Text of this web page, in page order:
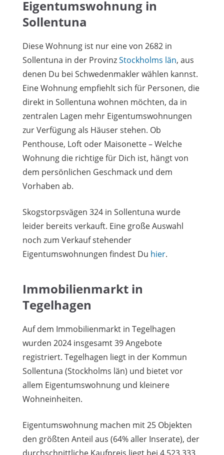
Eigentumswohnung in
Sollentuna
Diese Wohnung ist nur eine von 2682 in
Sollentuna in der ProvinzStockholms län, aus
denen Du bei Schwedenmakler wählen kannst.
Eine Wohnung empfiehlt sich für Personen, die
direkt in Sollentuna wohnen möchten, da in
zentralen Lagen mehr Eigentumswohnungen
zur Verfügung als Häuser stehen. Ob
Penthouse, Loft oder Maisonette – Welche
Wohnung die richtige für Dich ist, hängt von
dem persönlichen Geschmack und dem
Vorhaben ab.
Skogstorpsvägen 324 in Sollentuna wurde
leider bereits verkauft. Eine große Auswahl
noch zum Verkauf stehender
Eigentumswohnungen findest Du hier.
Immobilienmarkt in
Tegelhagen
Auf dem Immobilienmarkt in Tegelhagen
wurden 2024 insgesamt 39 Angebote
registriert. Tegelhagen liegt in der Kommun
Sollentuna (Stockholms län) und bietet vor
allem Eigentumswohnung und kleinere
Wohneinheiten.
Eigentumswohnung machen mit 25 Objekten
den größten Anteil aus (64% aller Inserate), der
durchschnittliche Kaufpreis liegt bei 4.523.333